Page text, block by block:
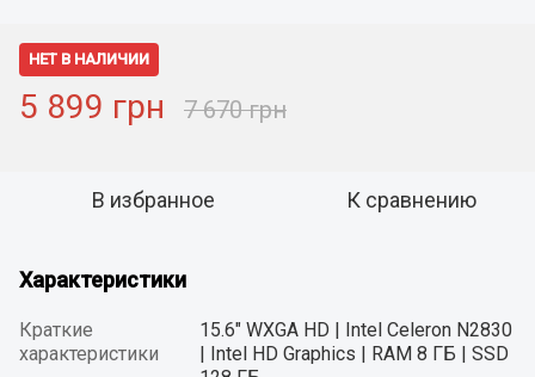
НЕТ В НАЛИЧИИ
5 899 грн 7 670 грн
В избранное К сравнению
Характеристики
Краткие
характеристики
15.6" WXGA HD | Intel Celeron N2830
| Intel HD Graphics | RAM 8 ГБ | SSD